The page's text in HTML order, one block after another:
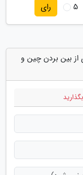
5 رای
از بین بردن چین و